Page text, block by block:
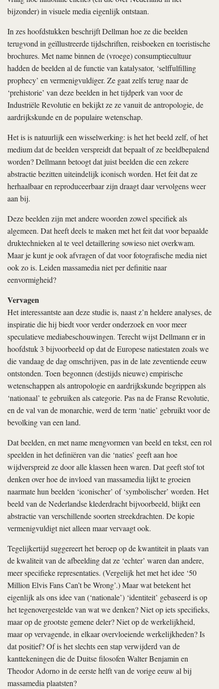
bijzonder) in visuele media eigenlijk ontstaan.
In zes hoofdstukken beschrijft Dellman hoe ze die beelden
terugvond in geïllustreerde tijdschriften, reisboeken en toeristische
brochures. Met name binnen de (vroege) consumptiecultuur
hadden de beelden al de functie van katalysator, ‘selffulfilling
prophecy’ en vermenigvuldiger. Ze gaat zelfs terug naar de
‘prehistorie’ van deze beelden in het tijdperk van voor de
Industriële Revolutie en bekijkt ze ze vanuit de antropologie, de
aardrijkskunde en de populaire wetenschap.
Het is is natuurlijk een wisselwerking: is het het beeld zelf, of het
medium dat de beelden verspreidt dat bepaalt of ze beeldbepalend
worden? Dellmann betoogt dat juist beelden die een zekere
abstractie bezitten uiteindelijk iconisch worden. Het feit dat ze
herhaalbaar en reproduceerbaar zijn draagt daar vervolgens weer
aan bij.
Deze beelden zijn met andere woorden zowel specifiek als
algemeen. Dat heeft deels te maken met het feit dat voor bepaalde
druktechnieken al te veel detaillering sowieso niet overkwam.
Maar je kunt je ook afvragen of dat voor fotografische media niet
ook zo is. Leiden massamedia niet per definitie naar
eenvormigheid?
Vervagen
Het interessantste aan deze studie is, naast z’n heldere analyses, de
inspiratie die hij biedt voor verder onderzoek en voor meer
speculatieve mediabeschouwingen. Terecht wijst Dellmann er in
hoofdstuk 3 bijvoorbeeld op dat de Europese natiestaten zoals we
die vandaag de dag omschrijven, pas in de late zeventiende eeuw
ontstonden. Toen begonnen (destijds nieuwe) empirische
wetenschappen als antropologie en aardrijkskunde begrippen als
‘nationaal’ te gebruiken als categorie. Pas na de Franse Revolutie,
en de val van de monarchie, werd de term ‘natie’ gebruikt voor de
bevolking van een land.
Dat beelden, en met name mengvormen van beeld en tekst, een rol
speelden in het definiëren van die ‘naties’ geeft aan hoe
wijdverspreid ze door alle klassen heen waren. Dat geeft stof tot
denken over hoe de invloed van massamedia lijkt te groeien
naarmate hun beelden ‘iconischer’ of ‘symbolischer’ worden. Het
beeld van de Nederlandse klederdracht bijvoorbeeld, blijkt een
abstractie van verschillende soorten streekdrachten. De kopie
vermenigvuldigt niet alleen maar vervaagt ook.
Tegelijkertijd suggereert het beroep op de kwantiteit in plaats van
de kwaliteit van de afbeelding dat ze ‘echter’ waren dan andere,
meer specifieke representaties. (Vergelijk het met het idee ‘50
Million Elvis Fans Can’t be Wrong’.) Maar wat betekent het
eigenlijk als ons idee van (‘nationale’) ‘identiteit’ gebaseerd is op
het tegenovergestelde van wat we denken? Niet op iets specifieks,
maar op de grootste gemene deler? Niet op de werkelijkheid,
maar op vervagende, in elkaar overvloeiende werkelijkheden? Is
dat positief? Of is het slechts een stap verwijderd van de
kanttekeningen die de Duitse filosofen Walter Benjamin en
Theodor Adorno in de eerste helft van de vorige eeuw al bij
massamedia plaatsten?